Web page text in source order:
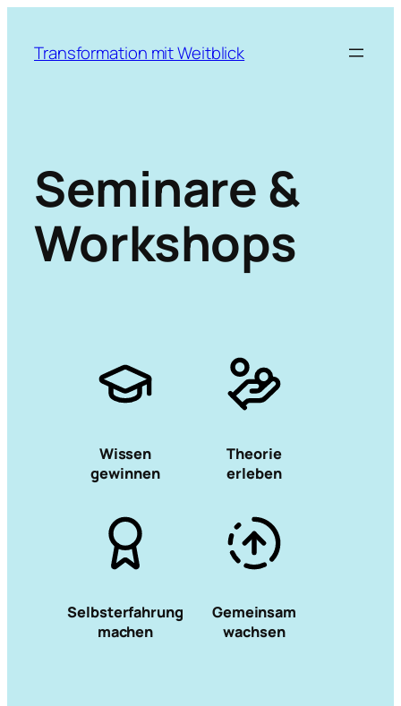
springen
Transformation mit Weitblick
Seminare &
Workshops
Wissen
gewinnen
Theorie
erleben
Selbsterfahrung
machen
Gemeinsam
wachsen